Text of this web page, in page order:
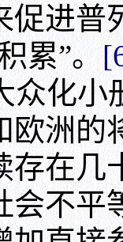
促进普
累”。
众化
欧洲的
存在几
会不平